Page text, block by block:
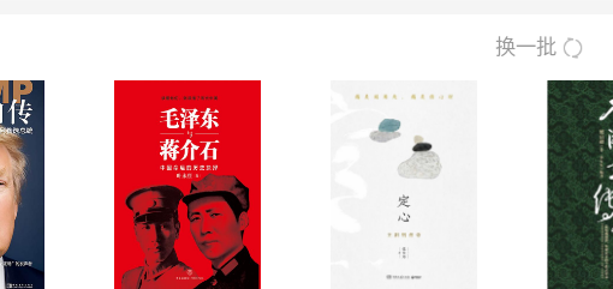
潜心研究民国“是个什么玩意儿”，尤其对中共建
岁月》。此前已出版：《杜月笙大传》、《国
换一批